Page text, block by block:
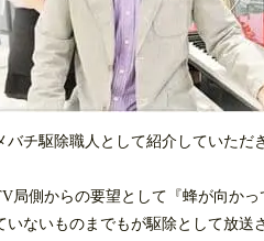
チ駆除職人として紹介していただ
側からの要望として『蜂が向か
ないものまでもが駆除として放